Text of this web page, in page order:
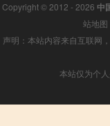
Copyright © 2012 - 2026 中
站地图
声明：本站内容来自互联网
本站仅为个